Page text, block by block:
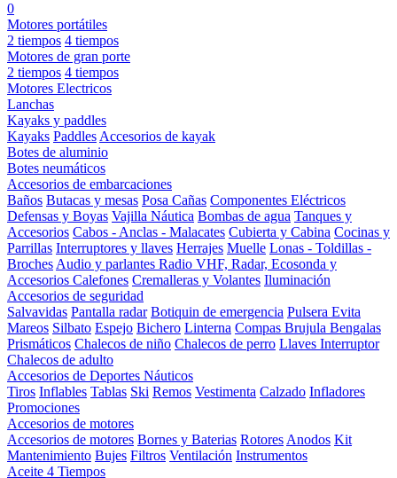
0
Motores portátiles
2 tiempos 4 tiempos
Motores de gran porte
2 tiempos 4 tiempos
Motores Electricos
Lanchas
Kayaks y paddles
Kayaks Paddles Accesorios de kayak
Botes de aluminio
Botes neumáticos
Accesorios de embarcaciones
Baños Butacas y mesas Posa Cañas Componentes Eléctricos
Defensas y Boyas Vajilla Náutica Bombas de agua Tanques y
Accesorios Cabos - Anclas - Malacates Cubierta y Cabina Cocinas y
Parrillas Interruptores y llaves Herrajes Muelle Lonas - Toldillas -
Broches Audio y parlantes Radio VHF, Radar, Ecosonda y
Accesorios Calefones Cremalleras y Volantes Iluminación
Accesorios de seguridad
Salvavidas Pantalla radar Botiquin de emergencia Pulsera Evita
Mareos Silbato Espejo Bichero Linterna Compas Brujula Bengalas
Prismáticos Chalecos de niño Chalecos de perro Llaves Interruptor
Chalecos de adulto
Accesorios de Deportes Náuticos
Tiros Inflables Tablas Ski Remos Vestimenta Calzado Infladores
Promociones
Accesorios de motores
Accesorios de motores Bornes y Baterias Rotores Anodos Kit
Mantenimiento Bujes Filtros Ventilación Instrumentos
Aceite 4 Tiempos